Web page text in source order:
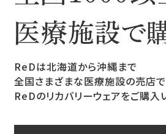
ReDは北海道から沖縄まで
全国さまざまな医療施設の売店で
ReDのリカバリーウェアをご購入